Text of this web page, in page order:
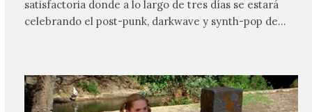
satisfactoria donde a lo largo de tres días se estará
celebrando el post-punk, darkwave y synth-pop de